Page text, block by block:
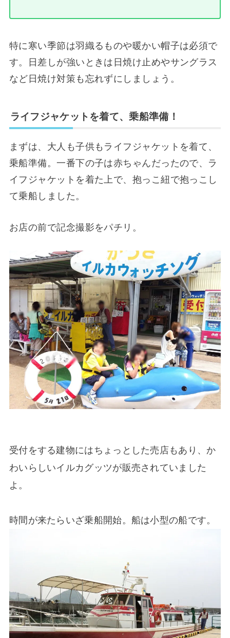
特に寒い季節は羽織るものや暖かい帽子は必須で
す。日差しが強いときは日焼け止めやサングラス
など日焼け対策も忘れずにしましょう。
ライフジャケットを着て、乗船準備！
まずは、大人も子供もライフジャケットを着て、
乗船準備。一番下の子は赤ちゃんだったので、ラ
イフジャケットを着た上で、抱っこ紐で抱っこし
て乗船しました。
お店の前で記念撮影をパチリ。
受付をする建物にはちょっとした売店もあり、か
わいらしいイルカグッツが販売されていました
よ。
時間が来たらいざ乗船開始。船は小型の船です。